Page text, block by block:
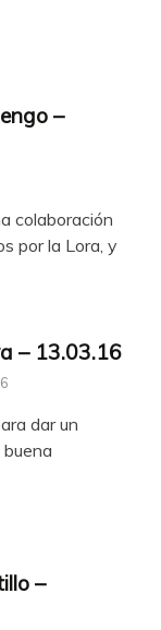
–
colaboración
por la Lora, y
– 13.03.16
dar un
–